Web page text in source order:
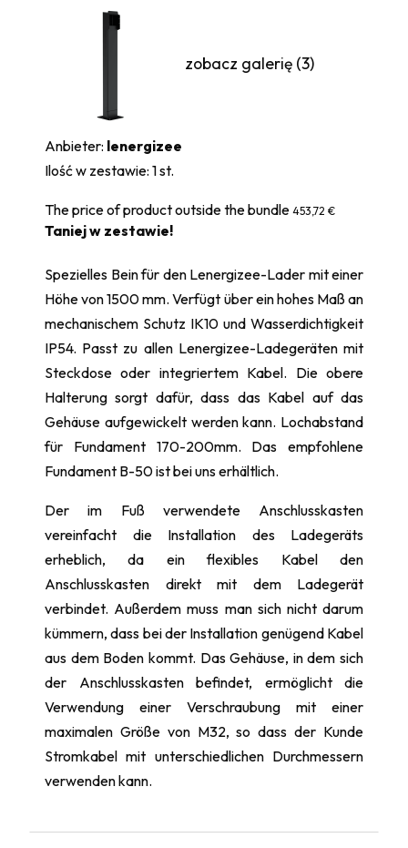
zobacz galerię (3)
Anbieter: lenergizee
Ilość w zestawie: 1st.
The price of product outside the bundle 453,72 €
Taniej w zestawie!
Spezielles Bein für den Lenergizee-Lader mit einer
Höhe von 1500 mm. Verfügt über ein hohes Maß an
mechanischem Schutz IK10 und Wasserdichtigkeit
IP54. Passt zu allen Lenergizee-Ladegeräten mit
Steckdose oder integriertem Kabel. Die obere
Halterung sorgt dafür, dass das Kabel auf das
Gehäuse aufgewickelt werden kann. Lochabstand
für Fundament 170-200mm. Das empfohlene
Fundament B-50 ist bei uns erhältlich.
Der im Fuß verwendete Anschlusskasten
vereinfacht die Installation des Ladegeräts
erheblich, da ein flexibles Kabel den
Anschlusskasten direkt mit dem Ladegerät
verbindet. Außerdem muss man sich nicht darum
kümmern, dass bei der Installation genügend Kabel
aus dem Boden kommt. Das Gehäuse, in dem sich
der Anschlusskasten befindet, ermöglicht die
Verwendung einer Verschraubung mit einer
maximalen Größe von M32, so dass der Kunde
Stromkabel mit unterschiedlichen Durchmessern
verwenden kann.